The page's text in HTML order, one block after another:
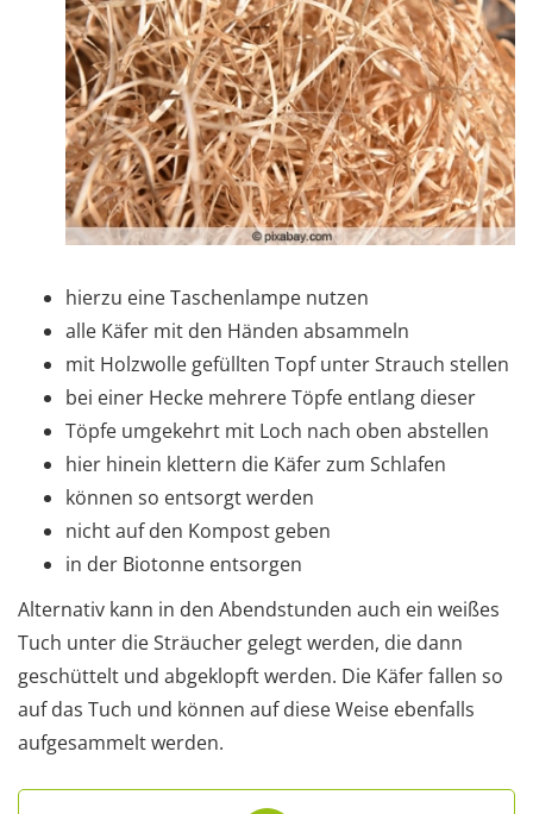
hierzu eine Taschenlampe nutzen
alle Käfer mit den Händen absammeln
mit Holzwolle gefüllten Topf unter Strauch stellen
bei einer Hecke mehrere Töpfe entlang dieser
Töpfe umgekehrt mit Loch nach oben abstellen
hier hinein klettern die Käfer zum Schlafen
können so entsorgt werden
nicht auf den Kompost geben
in der Biotonne entsorgen
Alternativ kann in den Abendstunden auch ein weißes
Tuch unter die Sträucher gelegt werden, die dann
geschüttelt und abgeklopft werden. Die Käfer fallen so
auf das Tuch und können auf diese Weise ebenfalls
aufgesammelt werden.